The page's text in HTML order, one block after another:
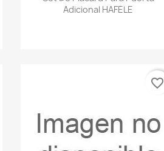
Adicional HAFELE
favorite_border